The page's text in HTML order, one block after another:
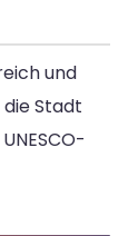
und
Stadt